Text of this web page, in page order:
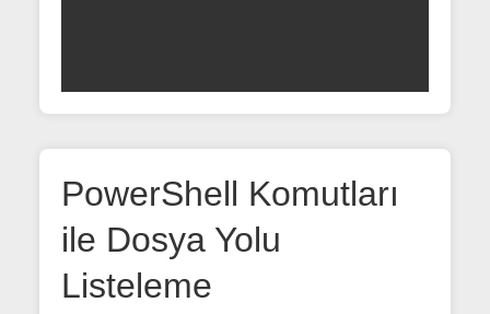
PowerShell Komutları
ile Dosya Yolu
Listeleme